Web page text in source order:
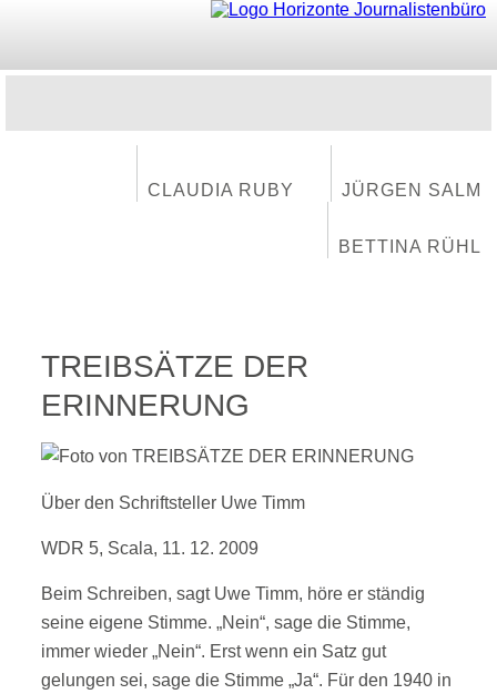
CLAUDIA RUBY JÜRGEN SALM
BETTINA RÜHL
TREIBSÄTZE DER
ERINNERUNG
Über den Schriftsteller Uwe Timm
WDR 5, Scala, 11. 12. 2009
Beim Schreiben, sagt Uwe Timm, höre er ständig
seine eigene Stimme. „Nein“, sage die Stimme,
immer wieder „Nein“. Erst wenn ein Satz gut
gelungen sei, sage die Stimme „Ja“. Für den 1940 in